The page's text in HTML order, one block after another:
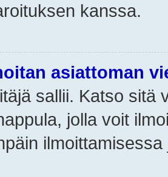
kanssa.
asiattoman
sallii. Katso sitä
jolla voit